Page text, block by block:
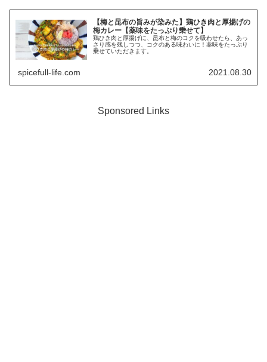
【梅と昆布の旨みが染みた】鶏ひき肉と厚揚げの
梅カレー【薬味をたっぷり乗せて】
鶏ひき肉と厚揚げに、昆布と梅のコクを吸わせたら、あっ
さり感を残しつつ、コクのある味わいに！薬味をたっぷり
乗せていただきます。
spicefull-life.com 2021.08.30
Sponsored Links